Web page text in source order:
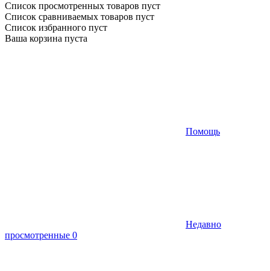
Список просмотренных товаров пуст
Список сравниваемых товаров пуст
Список избранного пуст
Ваша корзина пуста
Помощь
Недавно
просмотренные 0